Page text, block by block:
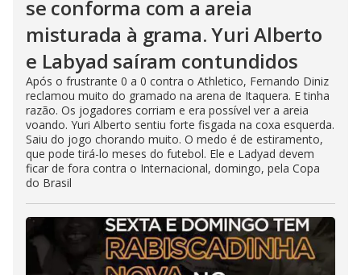
se conforma com a areia
misturada à grama. Yuri Alberto
e Labyad saíram contundidos
Após o frustrante 0 a 0 contra o Athletico, Fernando Diniz
reclamou muito do gramado na arena de Itaquera. E tinha
razão. Os jogadores corriam e era possível ver a areia
voando. Yuri Alberto sentiu forte fisgada na coxa esquerda.
Saiu do jogo chorando muito. O medo é de estiramento,
que pode tirá-lo meses do futebol. Ele e Ladyad devem
ficar de fora contra o Internacional, domingo, pela Copa
do Brasil